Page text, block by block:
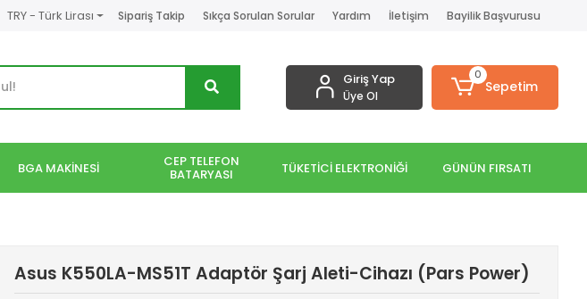
TRY - Türk Lirası Sipariş Takip Sıkça Sorulan Sorular Yardım İletişim Bayilik Başvurusu
Giriş Yap
Üye Ol
0
Sepetim
BGA MAKİNESİ CEP TELEFON
BATARYASI TÜKETİCİ ELEKTRONİĞİ GÜNÜN FIRSATI
Asus K550LA-MS51T Adaptör Şarj Aleti-Cihazı (Pars Power)